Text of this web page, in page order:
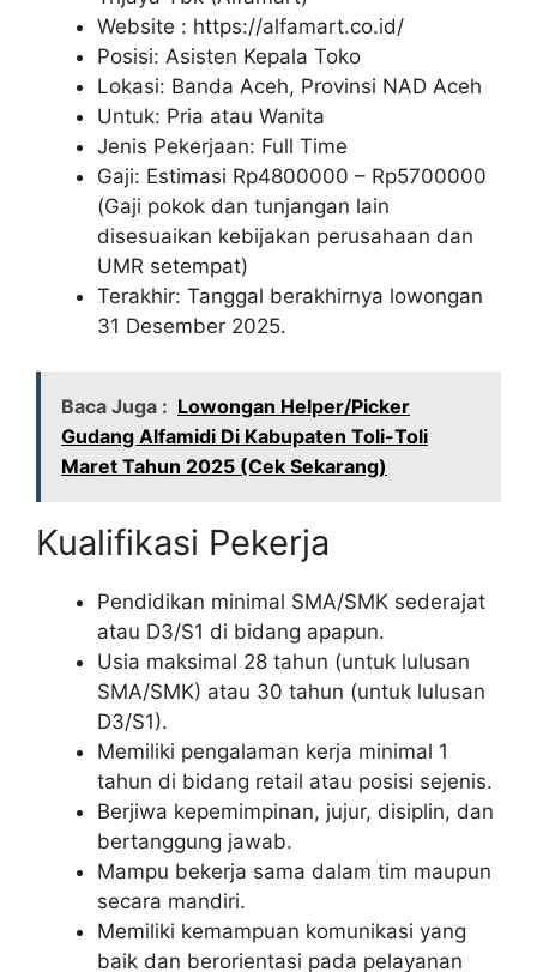
Website : https://alfamart.co.id/
Posisi: Asisten Kepala Toko
Lokasi: Banda Aceh, Provinsi NAD Aceh
Untuk: Pria atau Wanita
Jenis Pekerjaan: Full Time
Gaji: Estimasi Rp4800000 – Rp5700000
(Gaji pokok dan tunjangan lain
disesuaikan kebijakan perusahaan dan
UMR setempat)
Terakhir: Tanggal berakhirnya lowongan
31 Desember 2025.
Baca Juga : Lowongan Helper/Picker
Gudang Alfamidi Di Kabupaten Toli-Toli
Maret Tahun 2025 (Cek Sekarang)
Kualifikasi Pekerja
Pendidikan minimal SMA/SMK sederajat
atau D3/S1 di bidang apapun.
Usia maksimal 28 tahun (untuk lulusan
SMA/SMK) atau 30 tahun (untuk lulusan
D3/S1).
Memiliki pengalaman kerja minimal 1
tahun di bidang retail atau posisi sejenis.
Berjiwa kepemimpinan, jujur, disiplin, dan
bertanggung jawab.
Mampu bekerja sama dalam tim maupun
secara mandiri.
Memiliki kemampuan komunikasi yang
baik dan berorientasi pada pelayanan